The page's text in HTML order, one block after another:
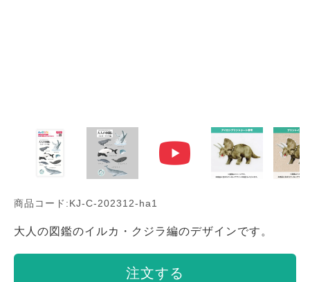
商品コード:KJ-C-202312-ha1
大人の図鑑のイルカ・クジラ編のデザインです。
注文する